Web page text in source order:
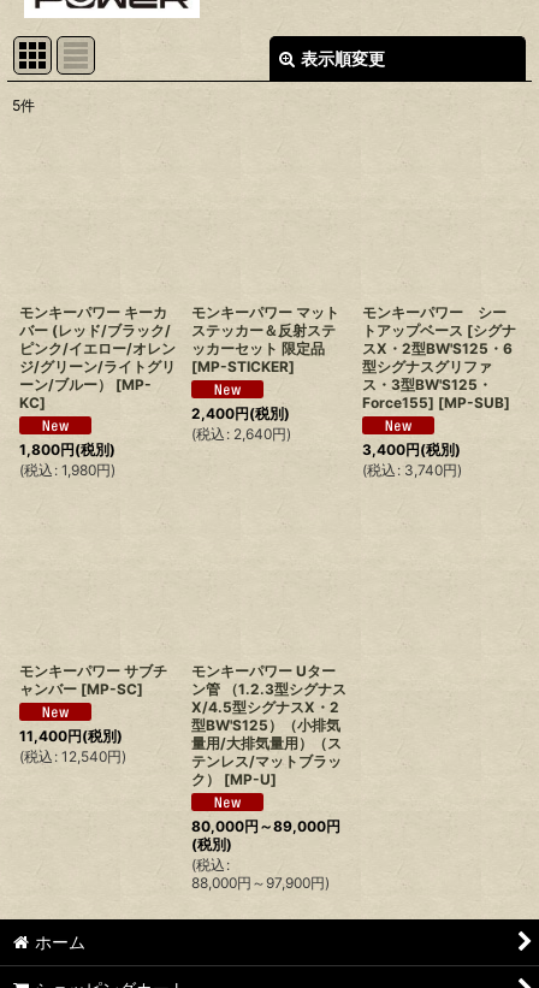
表示順変更
5件
モンキーパワー キーカ
バー (レッド/ブラック/
ピンク/イエロー/オレン
ジ/グリーン/ライトグリ
ーン/ブルー）
[MP-
KC]
1,800円(税別)
(税込 : 1,980円)
モンキーパワー マット
ステッカー＆反射ステ
ッカーセット 限定品
[MP-STICKER]
2,400円(税別)
(税込 : 2,640円)
モンキーパワー シー
トアップベース [シグナ
スX・2型BW'S125・6
型シグナスグリファ
ス・3型BW'S125・
Force155] [MP-SUB]
3,400円(税別)
(税込 : 3,740円)
モンキーパワー サブチ
ャンバー [MP-SC]
11,400円(税別)
(税込 : 12,540円)
モンキーパワー Uター
ン管 （1.2.3型シグナス
X/4.5型シグナスX・2
型BW'S125）（小排気
量用/大排気量用）（ス
テンレス/マットブラッ
ク）
[MP-U]
80,000円 ～89,000円
(税別)
(税込 :
88,000円 ～97,900円)
ホーム